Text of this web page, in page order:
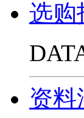
选购
资料